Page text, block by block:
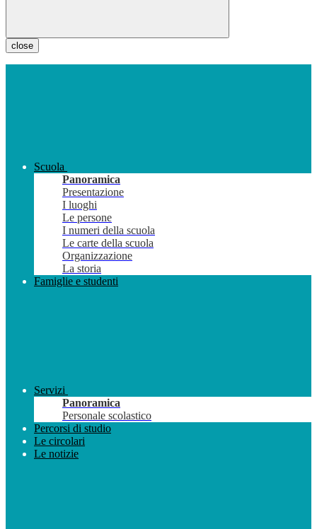
close
Scuola
Panoramica
Presentazione
I luoghi
Le persone
I numeri della scuola
Le carte della scuola
Organizzazione
La storia
Famiglie e studenti
Servizi
Panoramica
Personale scolastico
Percorsi di studio
Le circolari
Le notizie